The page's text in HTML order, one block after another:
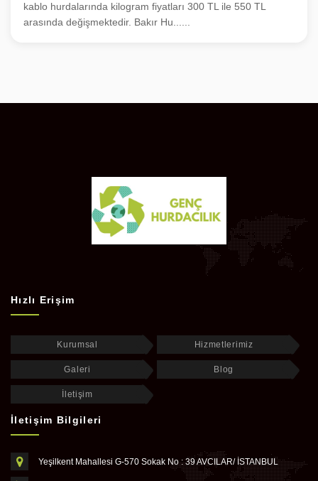
kablo hurdalarında kilogram fiyatları 300 TL ile 550 TL
arasında değişmektedir. Bakır Hu......
Hızlı Erişim
Kurumsal Hizmetlerimiz
Galeri Blog
İletişim
İletişim Bilgileri
Yeşilkent Mahallesi G-570 Sokak No : 39 AVCILAR/ İSTANBUL